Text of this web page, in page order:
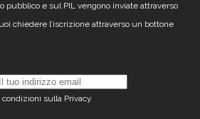
pubblico e sul PIL vengono inviate attraverso
chiedere l’iscrizione attraverso un bottone
sulla Privacy